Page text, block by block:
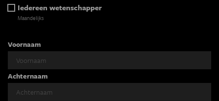
Iedereen wetenschapper
Maandelijks
Voornaam
Achternaam